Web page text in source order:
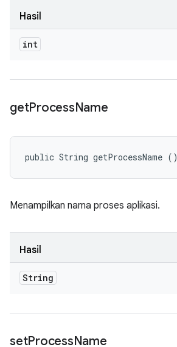
Hasil
int
getProcessName
public String getProcessName ()
Menampilkan nama proses aplikasi.
Hasil
String
setProcessName